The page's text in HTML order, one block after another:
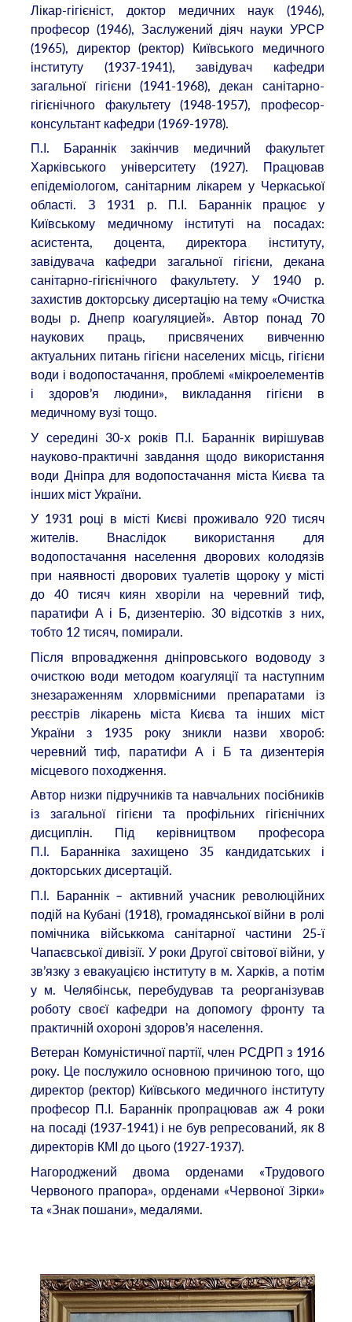
Лікар-гігієніст, доктор медичних наук (1946),
професор (1946), Заслужений діяч науки УРСР
(1965), директор (ректор) Київського медичного
інституту (1937-1941), завідувач кафедри
загальної гігієни (1941-1968), декан санітарно-
гігієнічного факультету (1948-1957), професор-
консультант кафедри (1969-1978).
П.І. Бараннік закінчив медичний факультет
Харківського університету (1927). Працював
епідеміологом, санітарним лікарем у Черкаської
області. З 1931 р. П.І. Бараннік працює у
Київському медичному інституті на посадах:
асистента, доцента, директора інституту,
завідувача кафедри загальної гігієни, декана
санітарно-гігієнічного факультету. У 1940 р.
захистив докторську дисертацію на тему «Очистка
воды р. Днепр коагуляцией». Автор понад 70
наукових праць, присвячених вивченню
актуальних питань гігієни населених місць, гігієни
води і водопостачання, проблемі «мікроелементів
і здоров’я людини», викладання гігієни в
медичному вузі тощо.
У середині 30-х років П.І. Бараннік вирішував
науково-практичні завдання щодо використання
води Дніпра для водопостачання міста Києва та
інших міст України.
У 1931 році в місті Києві проживало 920 тисяч
жителів. Внаслідок використання для
водопостачання населення дворових колодязів
при наявності дворових туалетів щороку у місті
до 40 тисяч киян хворіли на черевний тиф,
паратифи А і Б, дизентерію. 30 відсотків з них,
тобто 12 тисяч, помирали.
Після впровадження дніпровського водоводу з
очисткою води методом коагуляції та наступним
знезараженням хлорвмісними препаратами із
реєстрів лікарень міста Києва та інших міст
України з 1935 року зникли назви хвороб:
черевний тиф, паратифи А і Б та дизентерія
місцевого походження.
Автор низки підручників та навчальних посібників
із загальної гігієни та профільних гігієнічних
дисциплін. Під керівництвом професора
П.І. Баранніка захищено 35 кандидатських і
докторських дисертацій.
П.І. Бараннік – активний учасник революційних
подій на Кубані (1918), громадянської війни в ролі
помічника військкома санітарної частини 25-ї
Чапаєвської дивізії. У роки Другої світової війни, у
зв’язку з евакуацією інституту в м. Харків, а потім
у м. Челябінськ, перебудував та реорганізував
роботу своєї кафедри на допомогу фронту та
практичній охороні здоров’я населення.
Ветеран Комуністичної партії, член РСДРП з 1916
року. Це послужило основною причиною того, що
директор (ректор) Київського медичного інституту
професор П.І. Бараннік пропрацював аж 4 роки
на посаді (1937-1941) і не був репресований, як 8
директорів КМІ до цього (1927-1937).
Нагороджений двома орденами «Трудового
Червоного прапора», орденами «Червоної Зірки»
та «Знак пошани», медалями.